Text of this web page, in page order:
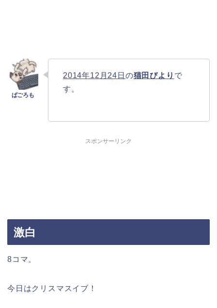
2014年12月24日 の猫田びより で
す。
スポンサーリンク
激白
8コマ。
今日はクリスマスイブ！